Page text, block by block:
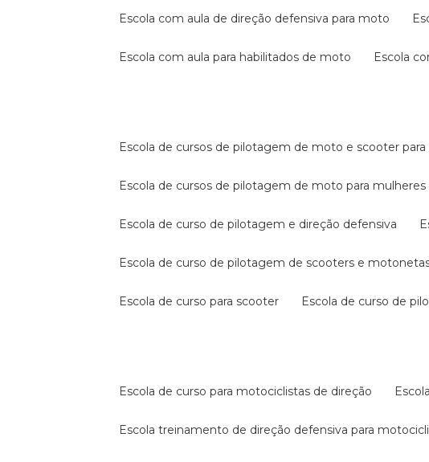
escola com aula de direção defensiva para moto
escola com aula para habilitados de moto escola
escola de cursos de pilotagem de moto e scooter
escola de cursos de pilotagem de moto para mulheres
escola de curso de pilotagem e direção defensiva
escola de curso de pilotagem de scooters e
escola de curso para scooter escola de curso de
escola de curso para motociclistas de direção
escola treinamento de direção defensiva para